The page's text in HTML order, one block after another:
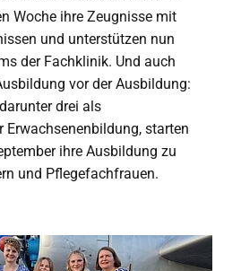
Woche ihre Zeugnisse mit
und unterstützen nun
der Fachklinik. Und auch
vor der Ausbildung:
drei als
Erwachsenenbildung, starten
ihre Ausbildung zu
und Pflegefachfrauen.